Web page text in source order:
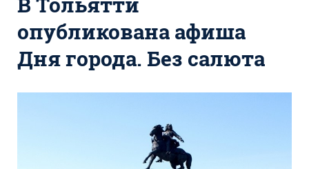
Набережная Тольятти
Неделя Тольятти
опубликована афиша
Дня города. Без салюта